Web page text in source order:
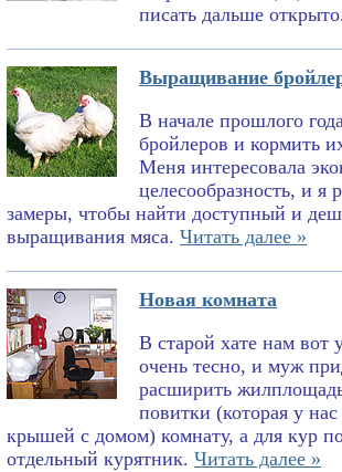
писать дальше
Выращивание
В начале прошлого
бройлеров и кормить
Меня интересовала
целесообразность, и я
замеры, чтобы найти доступный и
выращивания мяса. Читать далее »
Новая комната
В старой хате нам вот
очень тесно, и муж
расширить
повитки (которая у
крышей с домом) комнату, а для кур
отдельный курятник. Читать далее »